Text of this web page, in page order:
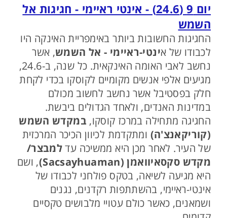
יום 9 (24.6) - אינטי ראיימי - חגיגות אל
השמש
החגיגות החשובות ביותר באימפריית האינקה היו
לכבודו של אינטי-ראיימי - אל השמש, אשר
נחשב לאבי האומה האינקאית. כל שנה, ב-24.6,
מגיעים אלפי אנשים מקומיים לקוסקו בכדי לקחת
חלק בפסטיבל אשר נחשב לחשוב מכולם
במדינות האנדים, ולאחד הגדולים ביבשת.
החגיגה מתחילה במרכז קוסקו, במקדש השמש
(קוריקאנצ'ה) ומתקדמת לכיוון הכיכר המרכזית
של העיר. לאחר מכן היא ממשיכה עדלמבצר/
מקדש סקסאיוואמן (Sacsayhuaman)
, ושם
היא מגיעה לשיאה, בטקס פולחני לכבודו של
אינטי-ראיימי, בהשתתפות רקדנים, נגנים
ושמאנים, כאשר כולם עטויי מלבושים טקסיים